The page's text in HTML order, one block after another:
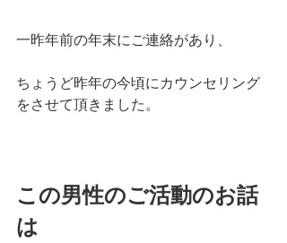
一昨年前の年末にご連絡があり、
ちょうど昨年の今頃にカウンセリング
をさせて頂きました。
この男性のご活動のお話
は